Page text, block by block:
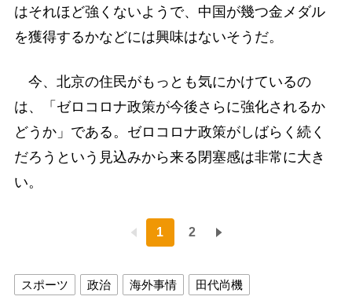
はそれほど強くないようで、中国が幾つ金メダル
を獲得するかなどには興味はないそうだ。
今、北京の住民がもっとも気にかけているの
は、「ゼロコロナ政策が今後さらに強化されるか
どうか」である。ゼロコロナ政策がしばらく続く
だろうという見込みから来る閉塞感は非常に大き
い。
1 2
スポーツ 政治 海外事情 田代尚機